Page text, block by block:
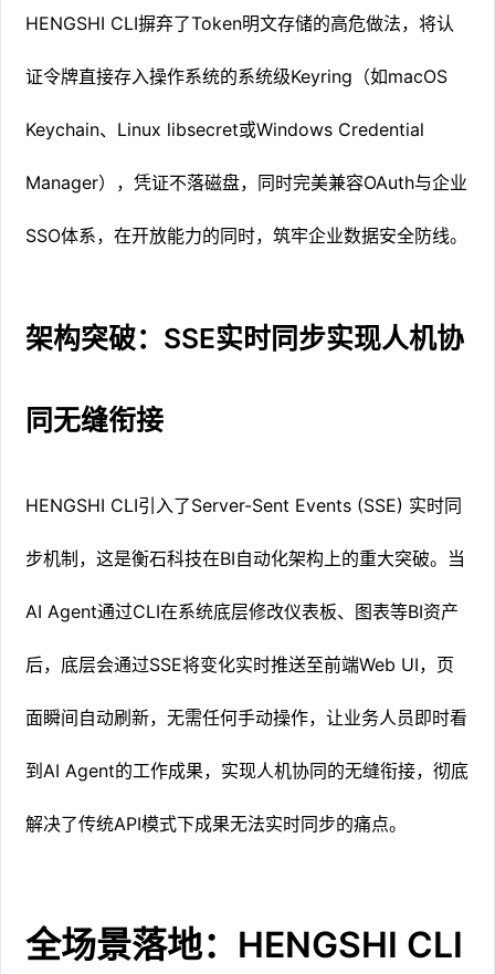
HENGSHI CLI摒弃了Token明文存储的高危做法，将认
证令牌直接存入操作系统的系统级Keyring（如macOS
Keychain、Linux libsecret或Windows Credential
Manager），凭证不落磁盘，同时完美兼容OAuth与企业
SSO体系，在开放能力的同时，筑牢企业数据安全防线。
架构突破：SSE实时同步实现人机协
同无缝衔接
HENGSHI CLI引入了Server-Sent Events (SSE) 实时同
步机制，这是衡石科技在BI自动化架构上的重大突破。当
AI Agent通过CLI在系统底层修改仪表板、图表等BI资产
后，底层会通过SSE将变化实时推送至前端Web UI，页
面瞬间自动刷新，无需任何手动操作，让业务人员即时看
到AI Agent的工作成果，实现人机协同的无缝衔接，彻底
解决了传统API模式下成果无法实时同步的痛点。
全场景落地：HENGSHI CLI